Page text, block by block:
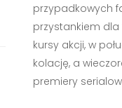
przypadkowych
przystankiem
kursy akcji, w
kolację, a
premiery